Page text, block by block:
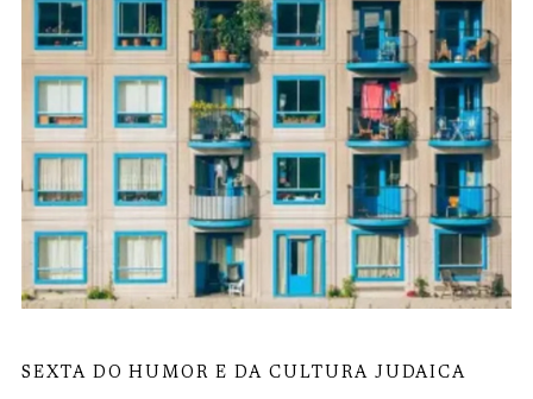
SEXTA DO HUMOR E DA CULTURA JUDAICA